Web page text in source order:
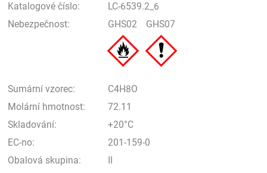
Katalogové číslo:
LC-6539.2_6
Nebezpečnost:
GHS02 GHS07
Sumární vzorec:
C4H8O
Molární hmotnost:
72.11
Skladování:
+20°C
EC-no:
201-159-0
Obalová skupina:
II